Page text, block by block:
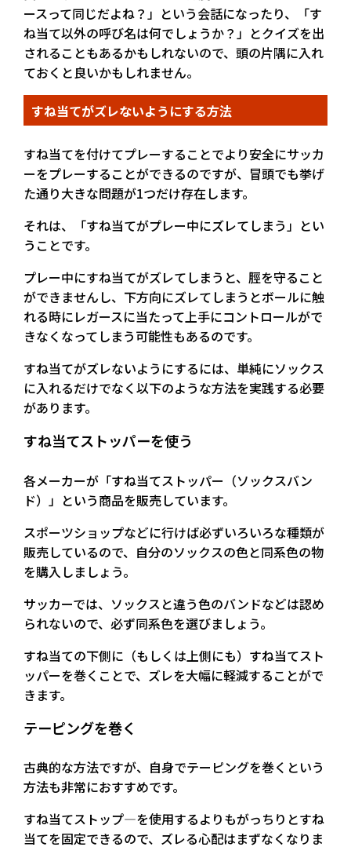
ースって同じだよね？」という会話になったり、「す
ね当て以外の呼び名は何でしょうか？」とクイズを出
されることもあるかもしれないので、頭の片隅に入れ
ておくと良いかもしれません。
すね当てがズレないようにする方法
すね当てを付けてプレーすることでより安全にサッカ
ーをプレーすることができるのですが、冒頭でも挙げ
た通り大きな問題が1つだけ存在します。
それは、「すね当てがプレー中にズレてしまう」とい
うことです。
プレー中にすね当てがズレてしまうと、脛を守ること
ができませんし、下方向にズレてしまうとボールに触
れる時にレガースに当たって上手にコントロールがで
きなくなってしまう可能性もあるのです。
すね当てがズレないようにするには、単純にソックス
に入れるだけでなく以下のような方法を実践する必要
があります。
すね当てストッパーを使う
各メーカーが「すね当てストッパー（ソックスバン
ド）」という商品を販売しています。
スポーツショップなどに行けば必ずいろいろな種類が
販売しているので、自分のソックスの色と同系色の物
を購入しましょう。
サッカーでは、ソックスと違う色のバンドなどは認め
られないので、必ず同系色を選びましょう。
すね当ての下側に（もしくは上側にも）すね当てスト
ッパーを巻くことで、ズレを大幅に軽減することがで
きます。
テーピングを巻く
古典的な方法ですが、自身でテーピングを巻くという
方法も非常におすすめです。
すね当てストップ—を使用するよりもがっちりとすね
当てを固定できるので、ズレる心配はまずなくなりま